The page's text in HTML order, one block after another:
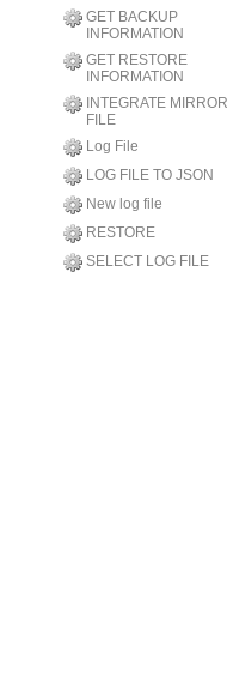
GET BACKUP
INFORMATION
GET RESTORE
INFORMATION
INTEGRATE
FILE
Log File
LOG FILE TO JSON
New log file
RESTORE
SELECT LOG FILE